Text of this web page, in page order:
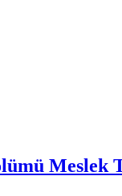
Meslek